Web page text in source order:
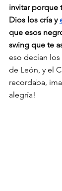
invitar porque
Dios los cría y
que esos
swing que te
eso decían
de León, y el
recordaba,
alegría!